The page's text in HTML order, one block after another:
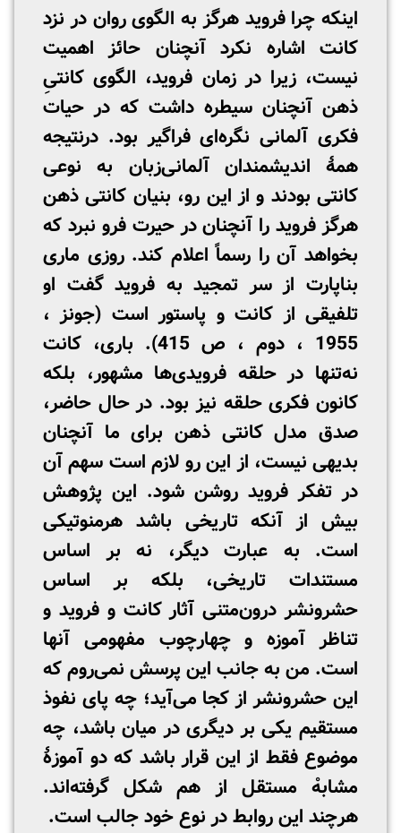
اینکه چرا فروید هرگز به الگوی روان در نزد
کانت اشاره نکرد آنچنان حائز اهمیت
نیست، زیرا در زمان فروید، الگوی کانتیِ
ذهن آنچنان سیطره داشت که در حیات
فکری آلمانی نگره‌ای فراگیر بود. درنتیجه
همۀ اندیشمندان آلمانی‌زبان به نوعی
کانتی بودند و از این رو، بنیان کانتی ذهن
هرگز فروید را آنچنان در حیرت فرو نبرد که
بخواهد آن را رسماً اعلام کند. روزی ماری
بناپارت از سر تمجید به فروید گفت او
تلفیقی از کانت و پاستور است (جونز ،
1955 ، دوم ، ص 415). باری، کانت
نه‌تنها در حلقه فرویدی‌ها مشهور، بلکه
کانون فکری حلقه نیز بود. در حال حاضر،
صدق مدل کانتی ذهن برای ما آنچنان
بدیهی نیست، از این رو لازم است سهم آن
در تفکر فروید روشن شود. این پژوهش
بیش از آنکه تاریخی باشد هرمنوتیکی
است. به عبارت دیگر، نه بر اساس
مستندات تاریخی، بلکه بر اساس
حشرونشر درون‌متنی آثار کانت و فروید و
تناظر آموزه و چهارچوب مفهومی آنها
است. من به جانب این پرسش نمی‌روم که
این حشرونشر از کجا می‌آید؛ چه پای نفوذ
مستقیم یکی بر دیگری در میان باشد، چه
موضوع فقط از این قرار باشد که دو آموزۀ
مشابهْ مستقل از هم شکل گرفته‌اند.
هرچند این روابط در نوع خود جالب است.